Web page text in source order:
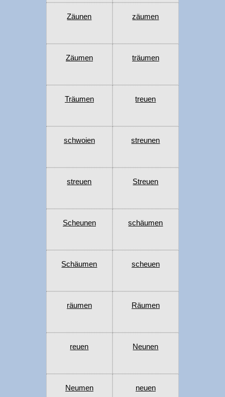
Zäunen zäumen
Zäumen träumen
Träumen treuen
schwoien streunen
streuen Streuen
Scheunen schäumen
Schäumen scheuen
räumen Räumen
reuen Neunen
Neumen neuen